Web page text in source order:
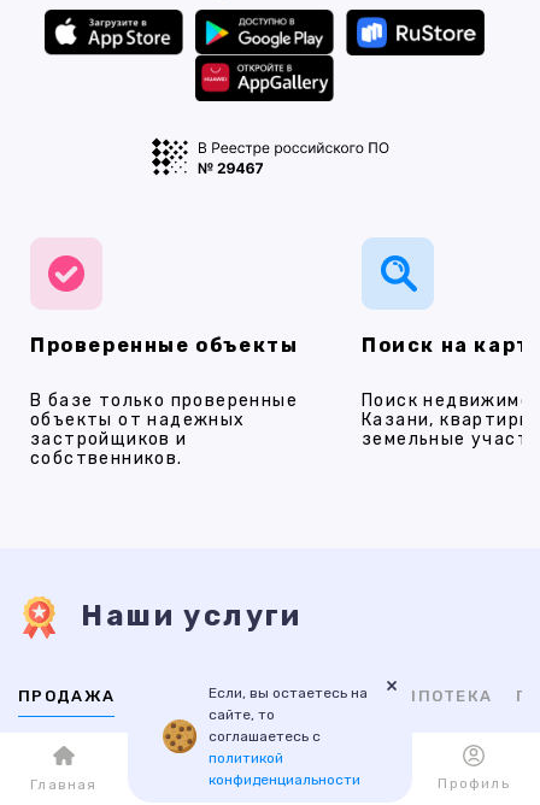
Проверенные объекты
В базе только проверенные
объекты от надежных
застройщиков и
собственников.
Поиск на
Поиск
Казани,
земельные
Наши услуги
ПРОДАЖА АРЕНДА НОВОСТРОЙКИ ИПОТЕКА
ВТОРИЧНАЯ НОВОСТРОЙКИ
Если, вы остаетесь на
сайте, то
соглашаетесь с
политикой
конфиденциальности
×
Главная Каталог Избранное Профиль